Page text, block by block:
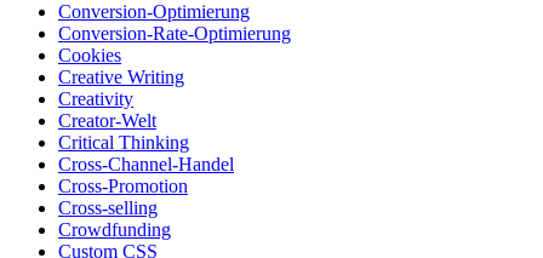
Conversion-Optimierung
Conversion-Rate-Optimierung
Cookies
Creative Writing
Creativity
Creator-Welt
Critical Thinking
Cross-Channel-Handel
Cross-Promotion
Cross-selling
Crowdfunding
Custom CSS